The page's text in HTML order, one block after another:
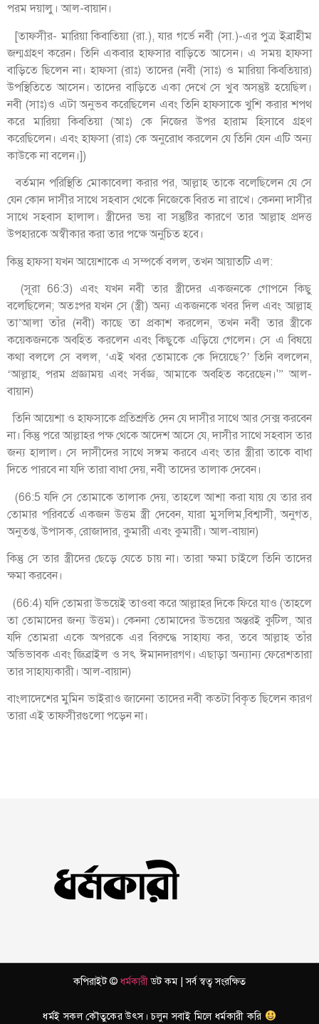
পরম দয়ালু। আল-বায়ান।
[তাফসীর- মারিয়া কিবাতিয়া (রা.), যার গর্ভে নবী (সা.)-এর পুত্র ইব্রাহীম
জন্মগ্রহণ করেন। তিনি একবার হাফসার বাড়িতে আসেন। এ সময় হাফসা
বাড়িতে ছিলেন না। হাফসা (রাঃ) তাদের (নবী (সাঃ) ও মারিয়া কিবতিয়ার)
উপস্থিতিতে আসেন। তাদের বাড়িতে একা দেখে সে খুব অসন্তুষ্ট হয়েছিল।
নবী (সাঃ)ও এটা অনুভব করেছিলেন এবং তিনি হাফসাকে খুশি করার শপথ
করে মারিয়া কিবতিয়া (আঃ) কে নিজের উপর হারাম হিসাবে গ্রহণ
করেছিলেন। এবং হাফসা (রাঃ) কে অনুরোধ করলেন যে তিনি যেন এটি অন্য
কাউকে না বলেন।])
বর্তমান পরিস্থিতি মোকাবেলা করার পর, আল্লাহ তাকে বলেছিলেন যে সে
যেন কোন দাসীর সাথে সহবাস থেকে নিজেকে বিরত না রাখে। কেননা দাসীর
সাথে সহবাস হালাল। স্ত্রীদের ভয় বা সন্তুষ্টির কারণে তার আল্লাহ প্রদত্ত
উপহারকে অস্বীকার করা তার পক্ষে অনুচিত হবে।
কিন্তু হাফসা যখন আয়েশাকে এ সম্পর্কে বলল, তখন আয়াতটি এল:
(সূরা 66:3) এবং যখন নবী তার স্ত্রীদের একজনকে গোপনে কিছু
বলেছিলেন; অতঃপর যখন সে (স্ত্রী) অন্য একজনকে খবর দিল এবং আল্লাহ
তা’আলা তাঁর (নবী) কাছে তা প্রকাশ করলেন, তখন নবী তার স্ত্রীকে
কয়েকজনকে অবহিত করলেন এবং কিছুকে এড়িয়ে গেলেন। সে এ বিষয়ে
কথা বললে সে বলল, ‘এই খবর তোমাকে কে দিয়েছে?’ তিনি বললেন,
‘আল্লাহ, পরম প্রজ্ঞাময় এবং সর্বজ্ঞ, আমাকে অবহিত করেছেন।'” আল-
বায়ান)
তিনি আয়েশা ও হাফসাকে প্রতিশ্রুতি দেন যে দাসীর সাথে আর সেক্স করবেন
না। কিন্তু পরে আল্লাহর পক্ষ থেকে আদেশ আসে যে, দাসীর সাথে সহবাস তার
জন্য হালাল। সে দাসীদের সাথে সঙ্গম করবে এবং তার স্ত্রীরা তাকে বাধা
দিতে পারবে না যদি তারা বাধা দেয়, নবী তাদের তালাক দেবেন।
(66:5 যদি সে তোমাকে তালাক দেয়, তাহলে আশা করা যায় যে তার রব
তোমার পরিবর্তে একজন উত্তম স্ত্রী দেবেন, যারা মুসলিম,বিশ্বাসী, অনুগত,
অনুতপ্ত, উপাসক, রোজাদার, কুমারী এবং কুমারী। আল-বায়ান)
কিন্তু সে তার স্ত্রীদের ছেড়ে যেতে চায় না। তারা ক্ষমা চাইলে তিনি তাদের
ক্ষমা করবেন।
(66:4) যদি তোমরা উভয়েই তাওবা করে আল্লাহর দিকে ফিরে যাও (তাহলে
তা তোমাদের জন্য উত্তম)। কেননা তোমাদের উভয়ের অন্তরই কুটিল, আর
যদি তোমরা একে অপরকে এর বিরুদ্ধে সাহায্য কর, তবে আল্লাহ তাঁর
অভিভাবক এবং জিব্রাইল ও সৎ ঈমানদারগণ। এছাড়া অন্যান্য ফেরেশতারা
তার সাহায্যকারী। আল-বায়ান)
বাংলাদেশের মুমিন ভাইরাও জানেনা তাদের নবী কতটা বিকৃত ছিলেন কারণ
তারা এই তাফসীরগুলো পড়েন না।
কপিরাইট © ধর্মকারীডট কম | সর্ব স্বত্ব সংরক্ষিত
ধর্মই সকল কৌতুকের উৎস। চলুন সবাই মিলে ধর্মকারী করি